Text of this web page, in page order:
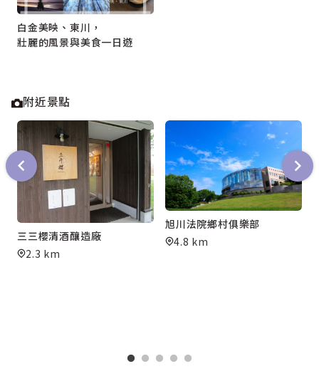
白金美映、東川，
壯麗的風景與美食一日遊
附近景點
三三櫻清酒釀造廠
2.3 km
旭川法院鄉村俱樂部
4.8 km